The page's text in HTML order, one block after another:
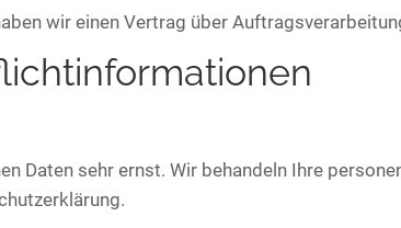
wir einen Vertrag über
Daten sehr ernst. Wir behandeln Ihre